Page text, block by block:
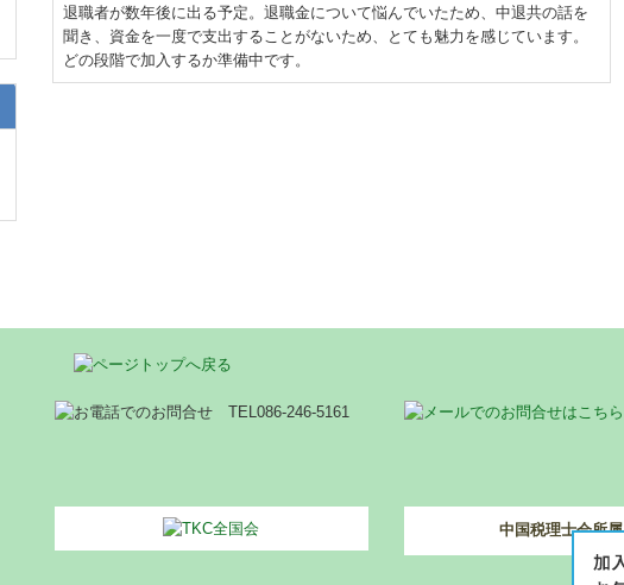
退職者が数年後に出る予定。退職金について悩んでいたため、中退共の話を
聞き、資金を一度で支出することがないため、とても魅力を感じています。
どの段階で加入するか準備中です。
中国税理士会所属